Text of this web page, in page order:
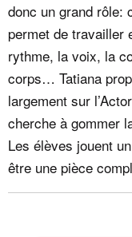
donc un grand rôle:
permet de travailler
rythme, la voix, la
corps… Tatiana
largement sur
cherche à gommer
Les élèves jouent
être une pièce